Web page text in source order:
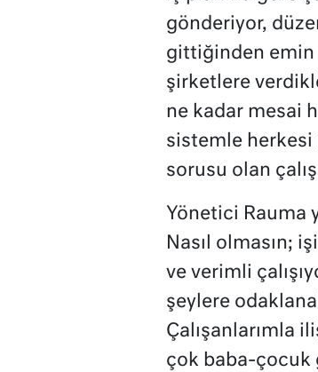
gönderiyor,
gittiğinden emin
şirketlere
ne kadar mesai
sistemle herkesi
sorusu olan
Yönetici Rauma
Nasıl olmasın;
ve verimli
şeylere
Çalışanlarımla
çok baba-çocuk